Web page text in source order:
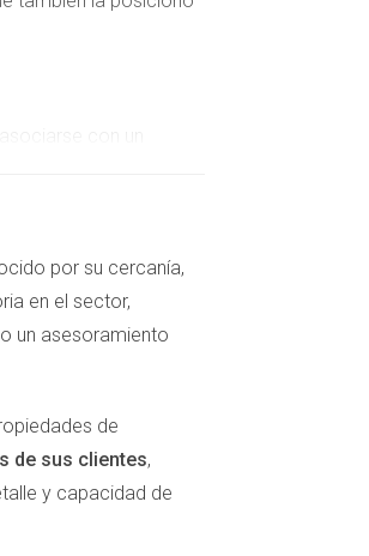
Javier utilizó
había mejorado
una comisión
A través del boca a boca
y seguridad a
información
su recomendación,
sus hogares.
por su cercanía,
en el sector,
un asesoramiento
de
de sus clientes,
y capacidad de